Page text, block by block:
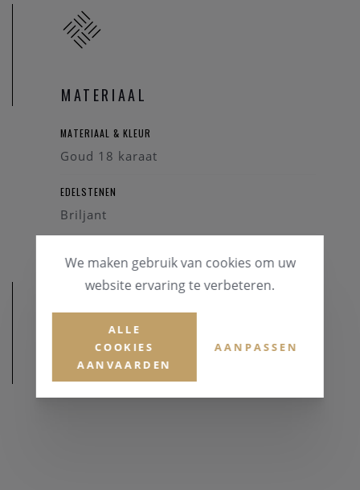
MATERIAAL
MATERIAAL & KLEUR
Goud 18 karaat
EDELSTENEN
Briljant
AFMETINGEN
We maken gebruik van cookies om uw
website ervaring te verbeteren.
ALLE
COOKIES
AANVAARDEN
AANPASSEN